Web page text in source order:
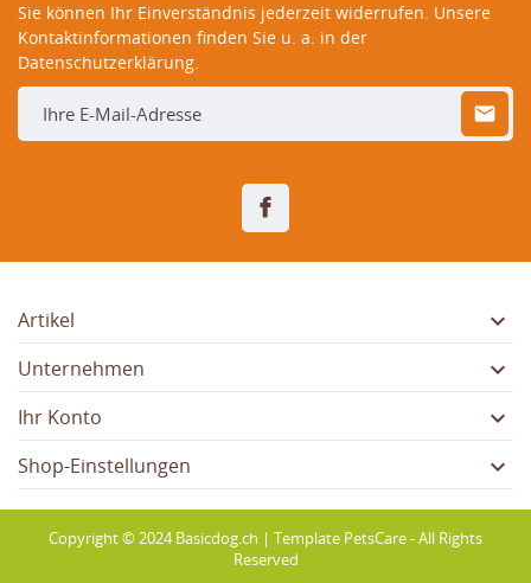
Sie können Ihr Einverständnis jederzeit widerrufen. Unsere
Kontaktinformationen finden Sie u. a. in der
Datenschutzerklärung.
Facebook
Artikel 
Unternehmen 
Ihr Konto 
Shop-Einstellungen 
Copyright © 2024 Basicdog.ch | Template PetsCare - All Rights
Reserved